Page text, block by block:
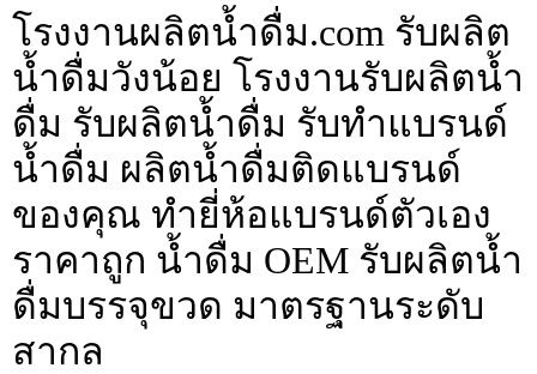
โรงงานผลิตน้ำดื่ม.com รับผลิต
น้ำดื่มวังน้อย โรงงานรับผลิตน้ำ
ดื่ม รับผลิตน้ำดื่ม รับทำแบรนด์
น้ำดื่ม ผลิตน้ำดื่มติดแบรนด์
ของคุณ ทำยี่ห้อแบรนด์ตัวเอง
ราคาถูก น้ำดื่ม OEM รับผลิตน้ำ
ดื่มบรรจุขวด มาตรฐานระดับ
สากล